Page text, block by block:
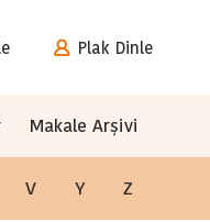
Plak Dinle
Makale Arşivi
V Y Z